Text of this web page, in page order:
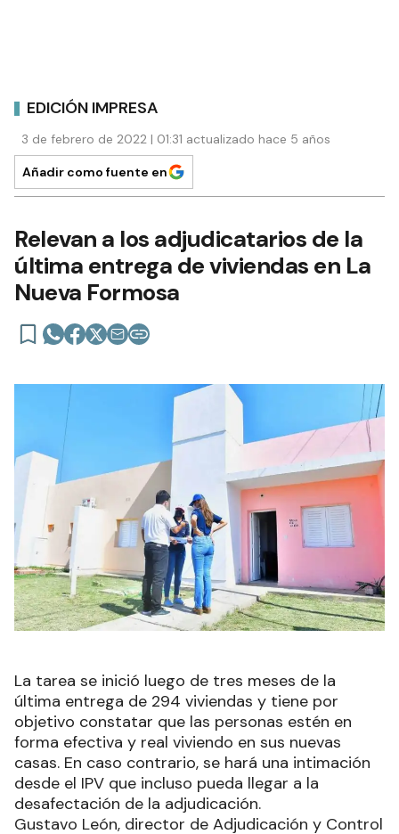
EDICIÓN IMPRESA
3 de febrero de 2022 | 01:31 actualizado hace 5 años
Añadir como fuente en
Relevan a los adjudicatarios de la
última entrega de viviendas en La
Nueva Formosa
La tarea se inició luego de tres meses de la
última entrega de 294 viviendas y tiene por
objetivo constatar que las personas estén en
forma efectiva y real viviendo en sus nuevas
casas. En caso contrario, se hará una intimación
desde el IPV que incluso pueda llegar a la
desafectación de la adjudicación.
Gustavo León, director de Adjudicación y Control